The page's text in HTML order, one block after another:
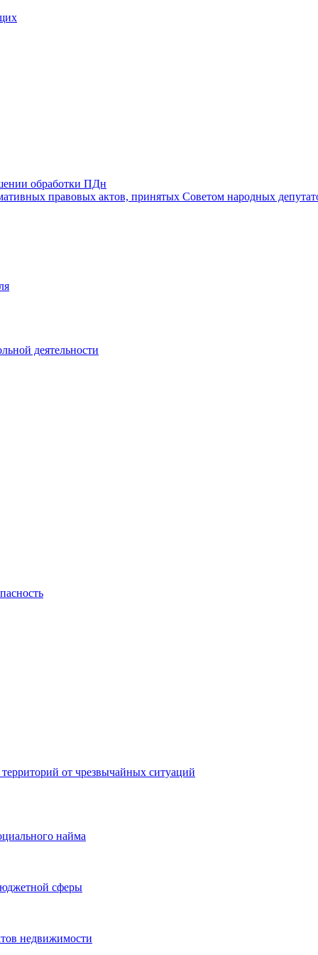
обработки ПДн
правовых актов, принятых Советом народных
деятельности
от чрезвычайных ситуаций
найма
сферы
недвижимости